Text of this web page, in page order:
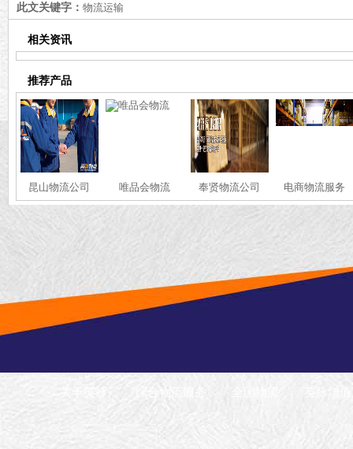
此文关键字： 物流运输
相关资讯
推荐产品
昆山物流公司 唯品会物流 奉贤物流公司 电商物流服务
综合物流服务